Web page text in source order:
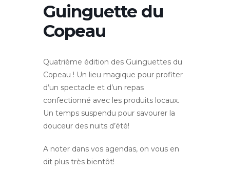
Guinguette du
Copeau
Quatrième édition des Guinguettes du
Copeau ! Un lieu magique pour profiter
d’un spectacle et d’un repas
confectionné avec les produits locaux.
Un temps suspendu pour savourer la
douceur des nuits d’été!
A noter dans vos agendas, on vous en
dit plus très bientôt!